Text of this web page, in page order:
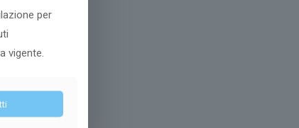
per
vigente.